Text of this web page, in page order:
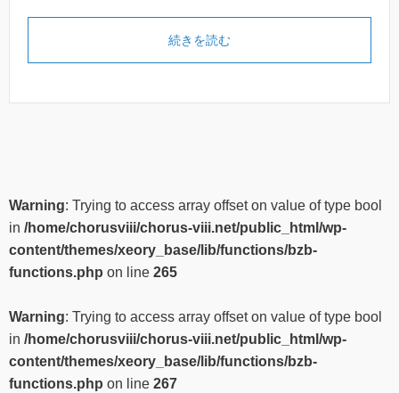
続きを読む
Warning: Trying to access array offset on value of type bool
in /home/chorusviii/chorus-viii.net/public_html/wp-
content/themes/xeory_base/lib/functions/bzb-
functions.php on line 265
Warning: Trying to access array offset on value of type bool
in /home/chorusviii/chorus-viii.net/public_html/wp-
content/themes/xeory_base/lib/functions/bzb-
functions.php on line 267